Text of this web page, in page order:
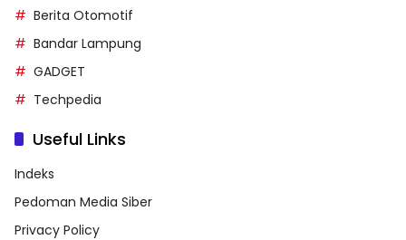
Berita Otomotif
Bandar Lampung
GADGET
Techpedia
Useful Links
Indeks
Pedoman Media Siber
Privacy Policy